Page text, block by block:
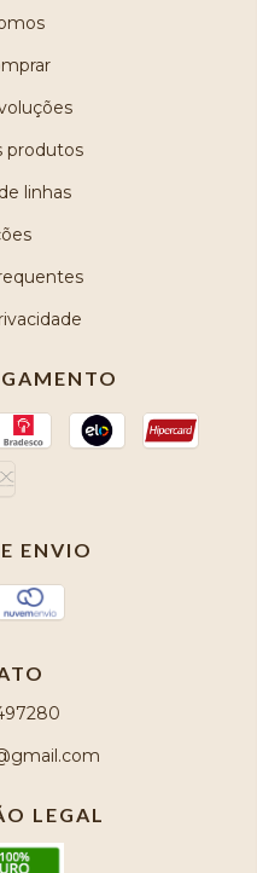
produtos
linhas
ENVIO
LEGAL